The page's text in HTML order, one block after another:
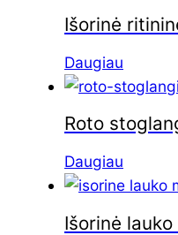
Išorinė
Daugiau
Roto
Daugiau
Išorinė lauko